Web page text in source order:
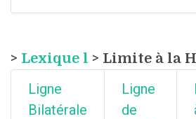
> Lexique l > Limite à la
Ligne
Bilatérale
Ligne
de